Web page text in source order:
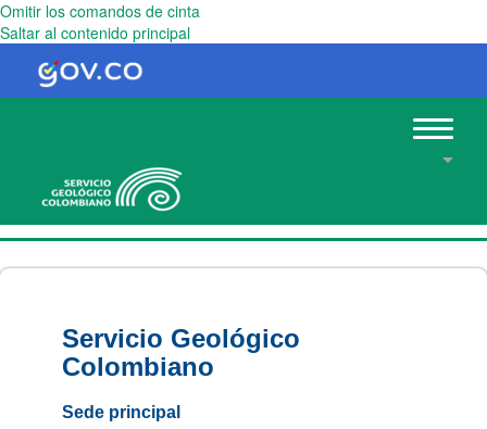
Omitir los comandos de cinta
Saltar al contenido principal
Toggle
Servicio Geológico
Colombiano
Sede principal